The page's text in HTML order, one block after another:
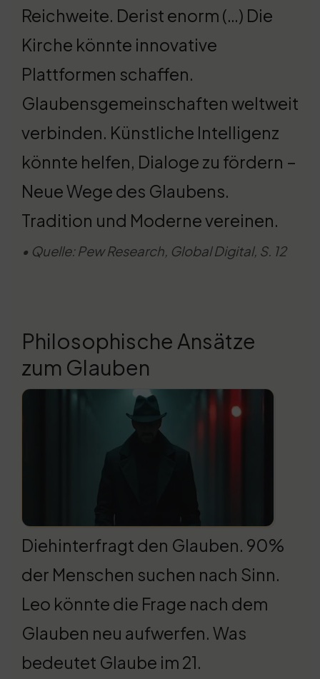
Reichweite. Derist enorm (…) Die
Kirche könnte innovative
Plattformen schaffen.
Glaubensgemeinschaften weltweit
verbinden. Künstliche Intelligenz
könnte helfen, Dialoge zu fördern –
Neue Wege des Glaubens.
Tradition und Moderne vereinen.
• Quelle: Pew Research, Global Digital, S. 12
Philosophische Ansätze
zum Glauben
Diehinterfragt den Glauben. 90%
der Menschen suchen nach Sinn.
Leo könnte die Frage nach dem
Glauben neu aufwerfen. Was
bedeutet Glaube im 21.